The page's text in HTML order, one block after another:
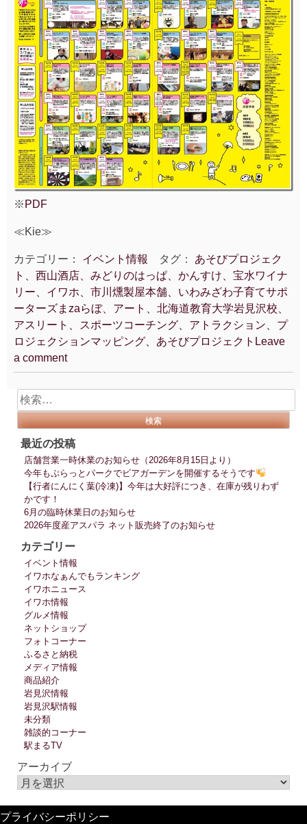
※ PDF
≪Kie≫
カテゴリー： イベント情報 タグ： あそびプロジェク
ト、西山酒店、みどりのはっぱ、かんすけ、宝水ワイナ
リー、イワホ、市川燻製屋本舗、いわみざわ子育てサポ
ーターズまzaらぼ、アート、北海道教育大学岩見沢校、
アスリート、スポーツコーチング、アトラクション、プ
ロジェクションマッピング、あそびプロジェクト Leave
a comment
検
索:
最近の投稿
店舗営業一時休業のお知らせ（2026年8月15日より）
今年もぷらっとパークでビアガーデンを開催するそうです
【行者にんにく葉(冷凍)】今年は大好評につき、在庫が残りわず
かです！
6月の臨時休業日のお知らせ
2026年度産アスパラ ネット販売終了のお知らせ
カテゴリー
イベント情報
イワホなぁんでもランキング
イワホニュース
イワホ情報
グルメ情報
ネットショップ
フォトコーナー
ふるさと納税
メディア情報
商品紹介
岩見沢情報
岩見沢駅情報
未分類
雑談的コーナー
駅まるTV
アーカイブ
プライバシーポリシー